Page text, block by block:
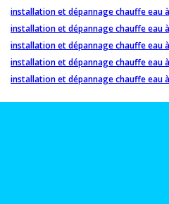
installation et dépannage chauffe eau
installation et dépannage chauffe eau
installation et dépannage chauffe eau
installation et dépannage chauffe eau
installation et dépannage chauffe eau